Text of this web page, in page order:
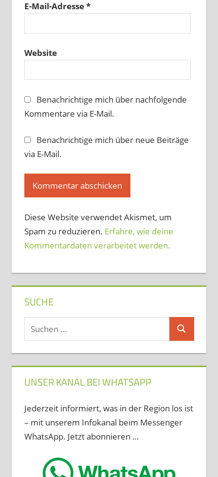
E-Mail-Adresse*
Website
Benachrichtige mich über nachfolgende
Kommentare via E-Mail.
Benachrichtige mich über neue Beiträge
via E-Mail.
Diese Website verwendet Akismet, um
Spam zu reduzieren. Erfahre, wie deine
Kommentardaten verarbeitet werden.
SUCHE
Suchen
Suchen
UNSER KANAL BEI WHATSAPP
Jederzeit informiert, was in der Region los ist
– mit unserem Infokanal beim Messenger
WhatsApp. Jetzt abonnieren …